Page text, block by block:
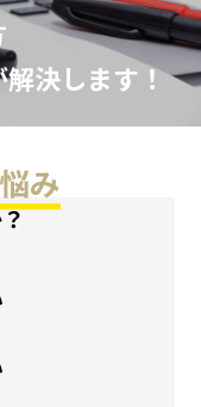
決します！
み